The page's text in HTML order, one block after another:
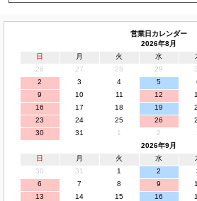
営業日カレンダー
2026年8月
日
月 火 水
26
27 28 29
2
3 4 5
9
10 11 12
16
17 18 19
23
24 25 26
30
31 1 2
2026年9月
日
月 火 水
30
31 1 2
6
7 8 9
13
14 15 16